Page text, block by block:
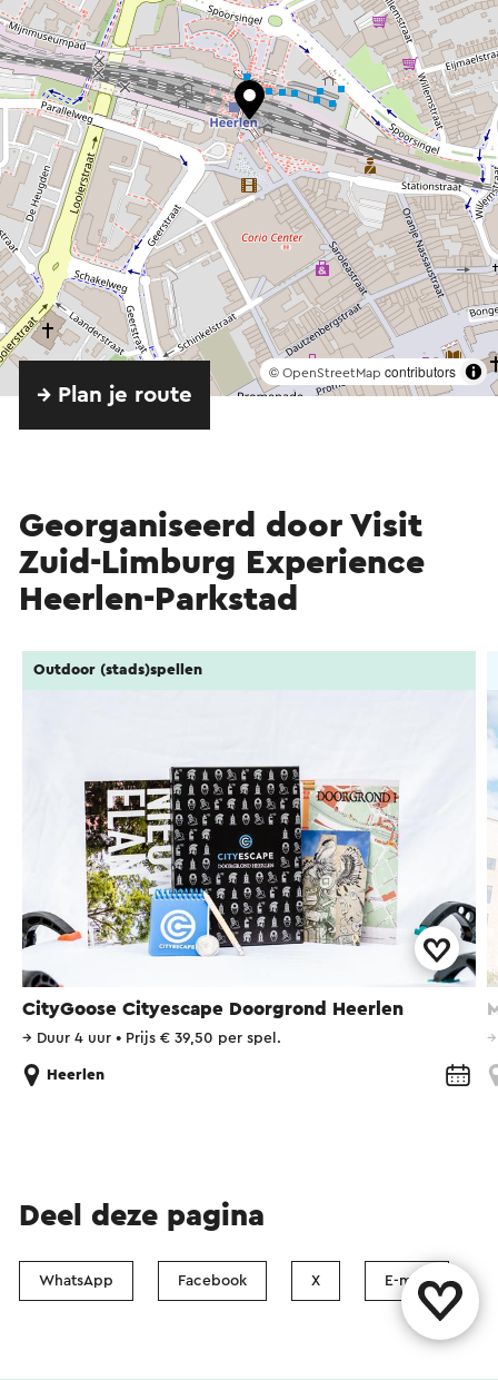
© OpenStreetMap contributors
→ Plan je route
Georganiseerd door Visit
Zuid-Limburg Experience
Heerlen-Parkstad
CityGoose Cityescape Doorgrond Heerlen
Outdoor (stads)spellen
→ Duur 4 uur • Prijs € 39,50 per spel.
Heerlen
Deel deze pagina
WhatsApp Facebook X E-mail